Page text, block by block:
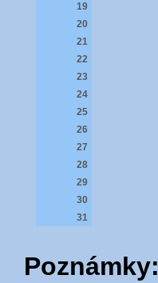
19
20
21
22
23
24
25
26
27
28
29
30
31
Poznámky: